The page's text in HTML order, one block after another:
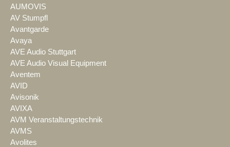
AUMOVIS
AV Stumpfl
Avantgarde
Avaya
AVE Audio Stuttgart
AVE Audio Visual Equipment
Aventem
AVID
Avisonik
AVIXA
AVM Veranstaltungstechnik
AVMS
Avolites